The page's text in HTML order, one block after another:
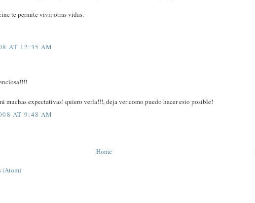
te permite vivir otras vidas.
AT 12:35 AM
muchas expectativas! quiero verla!!!, deja ver como puedo hacer esto posible!
AT 9:48 AM
Home
(Atom)